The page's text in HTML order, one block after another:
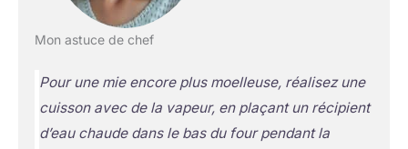
Mon astuce de chef
Pour une mie encore plus moelleuse, réalisez une
cuisson avec de la vapeur, en plaçant un récipient
d’eau chaude dans le bas du four pendant la